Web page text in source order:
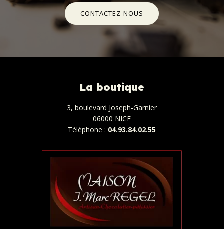
CONTACTEZ-NOUS
La boutique
3, boulevard Joseph-Garnier
06000 NICE
Téléphone : 04.93.84.02.55